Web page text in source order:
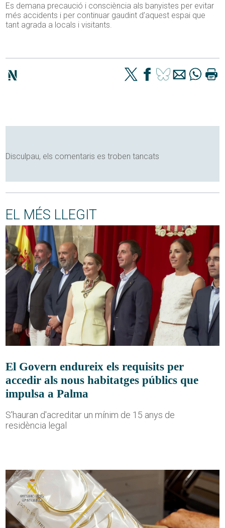
Es demana precaució i consciència als banyistes per evitar
més accidents i per continuar gaudint d’aquest espai que
tant agrada a locals i visitants.
Disculpau, els comentaris es troben tancats
EL MÉS LLEGIT
El Govern endureix els requisits per
accedir als nous habitatges públics que
impulsa a Palma
S'hauran d'acreditar un mínim de 15 anys de
residència legal